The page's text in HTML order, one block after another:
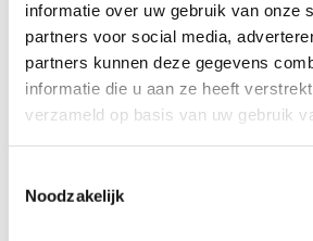
informatie over uw gebruik van onze
partners voor social media,
partners kunnen deze gegevens
informatie die u aan ze heeft
verzameld op basis van uw gebruik
Noodzakelijk